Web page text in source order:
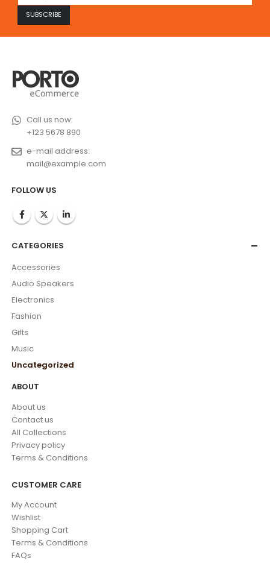
Call us now:
+123 5678 890
e-mail address:
mail@example.com
FOLLOW US
CATEGORIES
Accessories
Audio Speakers
Electronics
Fashion
Gifts
Music
Uncategorized
ABOUT
About us
Contact us
All Collections
Privacy policy
Terms & Conditions
CUSTOMER CARE
My Account
Wishlist
Shopping Cart
Terms & Conditions
FAQs